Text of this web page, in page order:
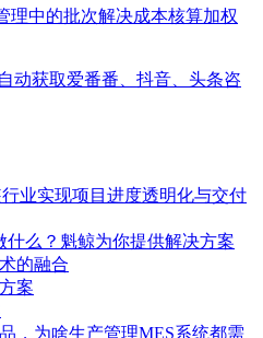
理中的批次解决成本核算加权
动获取爱番番、抖音、头条咨
业实现项目进度透明化与交付
什么？魁鲸为你提供解决方案
的融合
案
，为啥生产管理MES系统都需